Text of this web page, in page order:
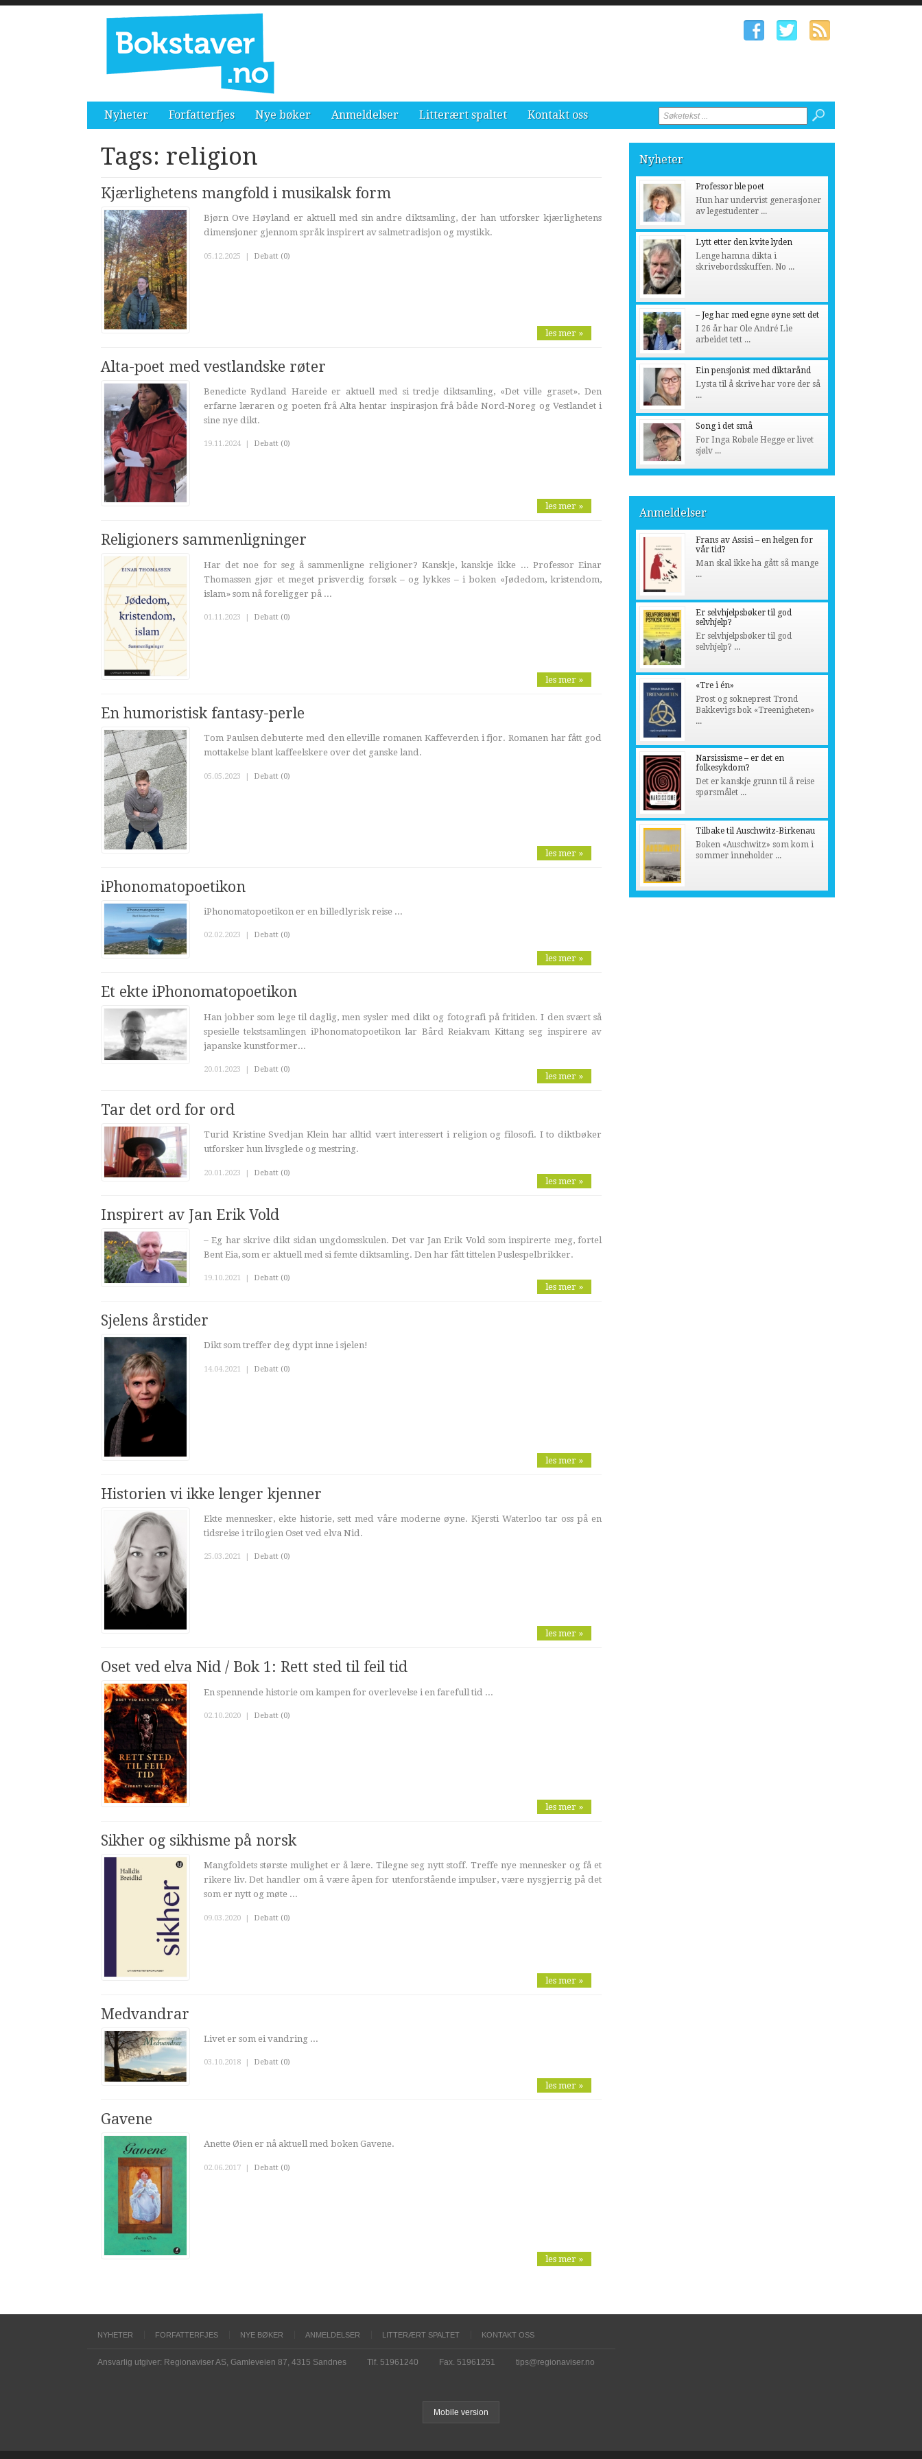
Nyheter Forfatterfjes Nye bøker Anmeldelser Litterært spaltet Kontakt oss
Tags: religion
Kjærlighetens mangfold i musikalsk form
Bjørn Ove Høyland er aktuell med sin andre diktsamling, der han utforsker kjærlighetens
dimensjoner gjennom språk inspirert av salmetradisjon og mystikk.
05.12.2025 | Debatt (0)
les mer »
Alta-poet med vestlandske røter
Benedicte Rydland Hareide er aktuell med si tredje diktsamling, «Det ville graset». Den
erfarne læraren og poeten frå Alta hentar inspirasjon frå både Nord-Noreg og Vestlandet i
sine nye dikt.
19.11.2024 Debatt (0)
les mer »
Religioners sammenligninger
Har det noe for seg å sammenligne religioner? Kanskje, kanskje ikke ... Professor Einar
Thomassen gjør et meget prisverdig forsøk – og lykkes – i boken «Jødedom, kristendom,
islam» som nå foreligger på ...
01.11.2023 | Debatt (0)
les mer »
En humoristisk fantasy-perle
Tom Paulsen debuterte med den elleville romanen Kaffeverden i fjor. Romanen har fått god
mottakelse blant kaffeelskere over det ganske land.
05.05.2023 | Debatt (0)
les mer »
iPhonomatopoetikon
iPhonomatopoetikon er en billedlyrisk reise ...
02.02.2023 Debatt (0)
les mer »
Et ekte iPhonomatopoetikon
Han jobber som lege til daglig, men sysler med dikt og fotografi på fritiden. I den svært så
spesielle tekstsamlingen iPhonomatopoetikon lar Bård Reiakvam Kittang seg inspirere av
japanske kunstformer...
20.01.2023 | Debatt (0)
les mer »
Tar det ord for ord
Turid Kristine Svedjan Klein har alltid vært interessert i religion og filosofi. I to diktbøker
utforsker hun livsglede og mestring.
20.01.2023 | Debatt (0)
les mer »
Inspirert av Jan Erik Vold
– Eg har skrive dikt sidan ungdomsskulen. Det var Jan Erik Vold som inspirerte meg, fortel
Bent Eia, som er aktuell med si femte diktsamling. Den har fått tittelen Puslespelbrikker.
19.10.2021 | Debatt (0)
les mer »
Sjelens årstider
Dikt som treffer deg dypt inne i sjelen!
14.04.2021 | Debatt (0)
les mer »
Historien vi ikke lenger kjenner
Ekte mennesker, ekte historie, sett med våre moderne øyne. Kjersti Waterloo tar oss på en
tidsreise i trilogien Oset ved elva Nid.
25.03.2021 Debatt (0)
les mer »
Oset ved elva Nid / Bok 1: Rett sted til feil tid
En spennende historie om kampen for overlevelse i en farefull tid ...
02.10.2020 | Debatt (0)
les mer »
Sikher og sikhisme på norsk
Mangfoldets største mulighet er å lære. Tilegne seg nytt stoff. Treffe nye mennesker og få et
rikere liv. Det handler om å være åpen for utenforstående impulser, være nysgjerrig på det
som er nytt og møte ...
09.03.2020 | Debatt (0)
les mer »
Medvandrar
Livet er som ei vandring ...
03.10.2018 Debatt (0)
les mer »
Gavene
Anette Øien er nå aktuell med boken Gavene.
02.06.2017 | Debatt (0)
les mer »
Nyheter
Professor ble poet
Hun har undervist generasjoner
av legestudenter ...
Lytt etter den kvite lyden
Lenge hamna dikta i
skrivebordsskuffen. No ...
– Jeg har med egne øyne sett det
I 26 år har Ole André Lie
arbeidet tett ...
Ein pensjonist med diktarånd
Lysta til å skrive har vore der så
...
Song i det små
For Inga Robøle Hegge er livet
sjølv ...
Anmeldelser
Frans av Assisi – en helgen for
vår tid?
Man skal ikke ha gått så mange
...
Er selvhjelpsbøker til god
selvhjelp?
Er selvhjelpsbøker til god
selvhjelp? ...
«Tre i én»
Prost og sokneprest Trond
Bakkevigs bok «Treenigheten»
...
Narsissisme – er det en
folkesykdom?
Det er kanskje grunn til å reise
spørsmålet ...
Tilbake til Auschwitz-Birkenau
Boken «Auschwitz» som kom i
sommer inneholder ...
NYHETER FORFATTERFJES NYE BØKER ANMELDELSER LITTERÆRT SPALTET KONTAKT OSS
Ansvarlig utgiver: Regionaviser AS, Gamleveien 87, 4315 Sandnes Tlf. 51961240 Fax. 51961251 tips@regionaviser.no
Mobile version